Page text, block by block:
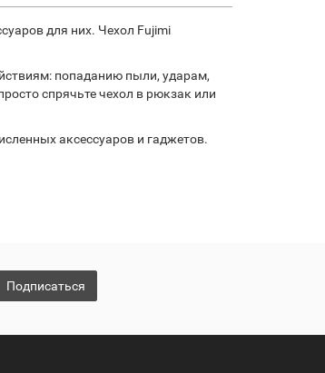
для них. Чехол Fujimi
попаданию пыли, ударам,
спрячьте чехол в рюкзак или
аксессуаров и гаджетов.
Подписаться